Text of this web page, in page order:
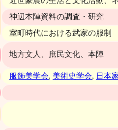
神辺本陣資料の調査・研究
室町時代における武家の服制
地方文人、庶民文化、本陣
服飾美学会, 美術史学会, 日本